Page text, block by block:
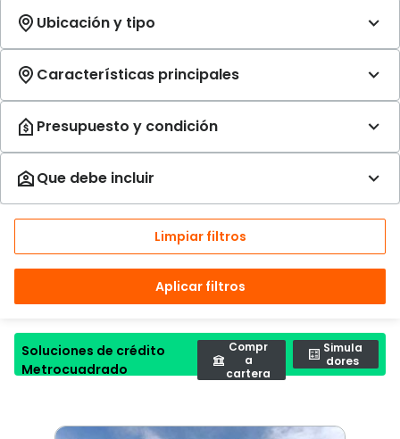
Limpiar filtros
Aplicar filtros
Soluciones de crédito
Metrocuadrado
Compr
a
cartera
Simula
dores